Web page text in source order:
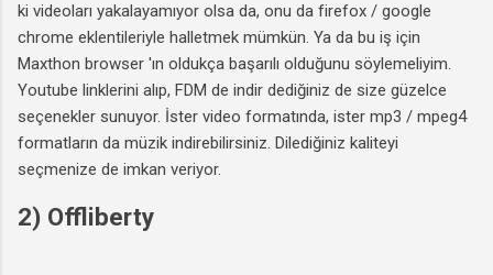
ki videoları yakalayamıyor olsa da, onu da firefox / google
chrome eklentileriyle halletmek mümkün. Ya da bu iş için
Maxthon browser 'ın oldukça başarılı olduğunu söylemeliyim.
Youtube linklerini alıp, FDM de indir dediğiniz de size güzelce
seçenekler sunuyor. İster video formatında, ister mp3 / mpeg4
formatların da müzik indirebilirsiniz. Dilediğiniz kaliteyi
seçmenize de imkan veriyor.
2) Offliberty